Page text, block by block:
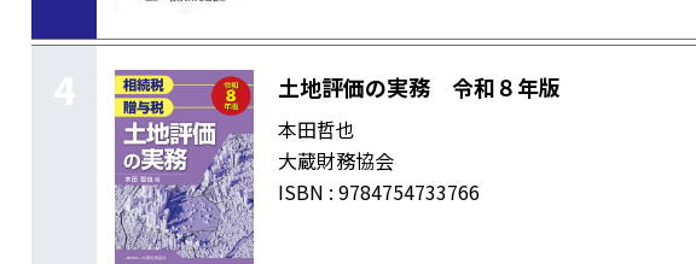
4 土地評価の実務 令和８年版
本田哲也
大蔵財務協会
ISBN : 9784754733766